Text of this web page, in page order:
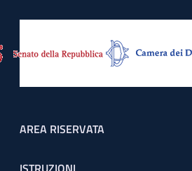
Footer menu
AREA RISERVATA